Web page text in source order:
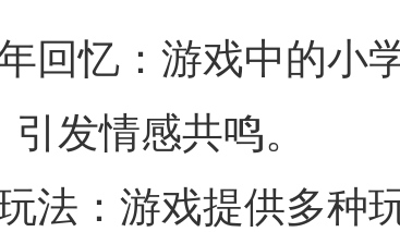
回忆：游戏中的小
发情感共鸣。
法：游戏提供多种